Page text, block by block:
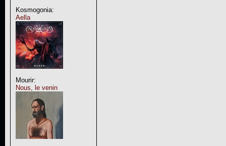
Kosmogonia:
Aella
Mourir:
Nous, le venin